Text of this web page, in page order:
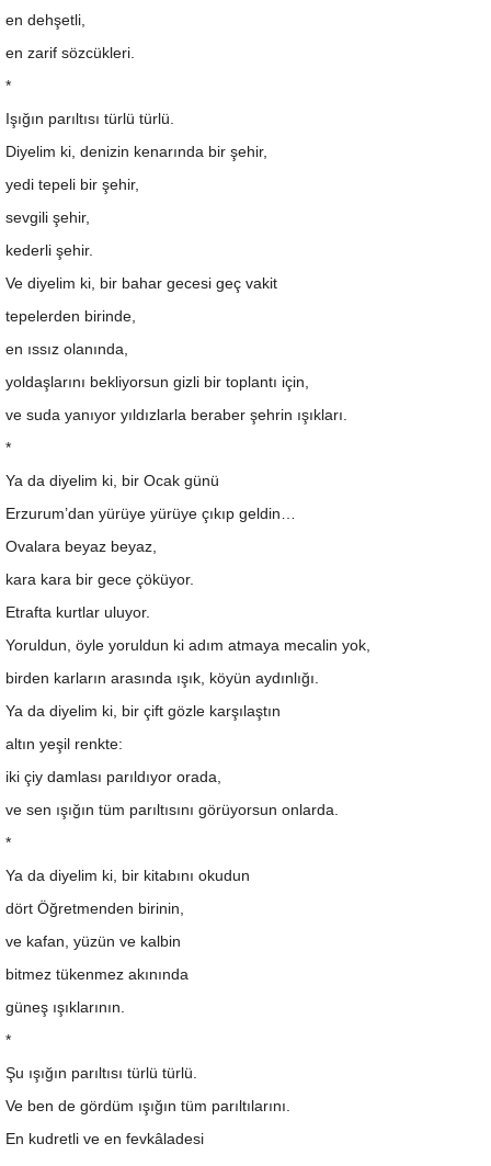
en dehşetli,
en zarif sözcükleri.
*
Işığın parıltısı türlü türlü.
Diyelim ki, denizin kenarında bir şehir,
yedi tepeli bir şehir,
sevgili şehir,
kederli şehir.
Ve diyelim ki, bir bahar gecesi geç vakit
tepelerden birinde,
en ıssız olanında,
yoldaşlarını bekliyorsun gizli bir toplantı için,
ve suda yanıyor yıldızlarla beraber şehrin ışıkları.
*
Ya da diyelim ki, bir Ocak günü
Erzurum’dan yürüye yürüye çıkıp geldin…
Ovalara beyaz beyaz,
kara kara bir gece çöküyor.
Etrafta kurtlar uluyor.
Yoruldun, öyle yoruldun ki adım atmaya mecalin yok,
birden karların arasında ışık, köyün aydınlığı.
Ya da diyelim ki, bir çift gözle karşılaştın
altın yeşil renkte:
iki çiy damlası parıldıyor orada,
ve sen ışığın tüm parıltısını görüyorsun onlarda.
*
Ya da diyelim ki, bir kitabını okudun
dört Öğretmenden birinin,
ve kafan, yüzün ve kalbin
bitmez tükenmez akınında
güneş ışıklarının.
*
Şu ışığın parıltısı türlü türlü.
Ve ben de gördüm ışığın tüm parıltılarını.
En kudretli ve en fevkâladesi